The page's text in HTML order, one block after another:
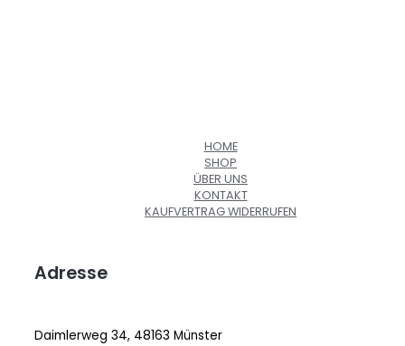
HOME
SHOP
ÜBER UNS
KONTAKT
KAUFVERTRAG WIDERRUFEN
Adresse
Daimlerweg 34, 48163 Münster